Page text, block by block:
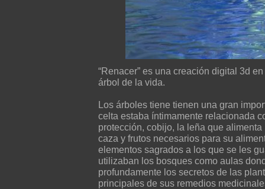
“Renacer” es una creación digital 3d
árbol de la vida.
Los árboles tiene tienen una gran
celta estaba íntimamente relacionada
protección, cobijo, la leña que
caza y frutos necesarios para su
elementos sagrados a los que se les
utilizaban los bosques como aulas
profundamente los secretos de las
principales de sus remedios